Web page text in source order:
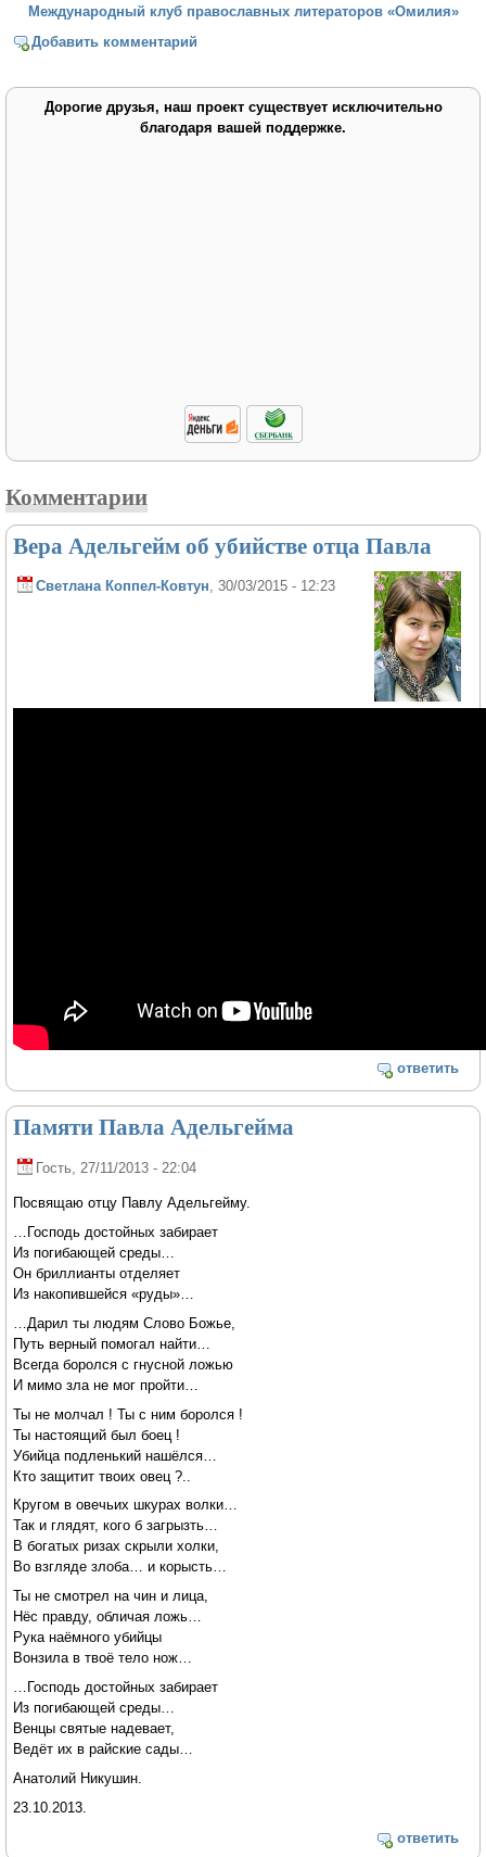
Международный клуб православных литераторов «Омилия»
Добавить комментарий
Дорогие друзья, наш проект существует исключительно
благодаря вашей поддержке.
Комментарии
Вера Адельгейм об убийстве отца Павла
Светлана Коппел-Ковтун, 30/03/2015 - 12:23
ответить
Памяти Павла Адельгейма
Гость , 27/11/2013 - 22:04
Посвящаю отцу Павлу Адельгейму.
…Господь достойных забирает
Из погибающей среды…
Он бриллианты отделяет
Из накопившейся «руды»…
…Дарил ты людям Слово Божье,
Путь верный помогал найти…
Всегда боролся с гнусной ложью
И мимо зла не мог пройти…
Ты не молчал ! Ты с ним боролся !
Ты настоящий был боец !
Убийца подленький нашёлся…
Кто защитит твоих овец ?..
Кругом в овечьих шкурах волки…
Так и глядят, кого б загрызть…
В богатых ризах скрыли холки,
Во взгляде злоба… и корысть…
Ты не смотрел на чин и лица,
Нёс правду, обличая ложь…
Рука наёмного убийцы
Вонзила в твоё тело нож…
…Господь достойных забирает
Из погибающей среды…
Венцы святые надевает,
Ведёт их в райские сады…
Анатолий Никушин.
23.10.2013.
ответить